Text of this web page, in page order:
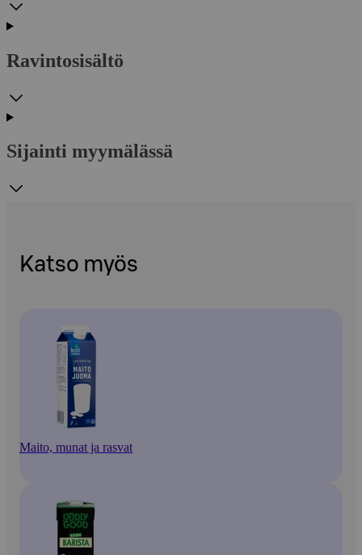
Ravintosisältö
Sijainti myymälässä
Katso myös
Maito, munat ja rasvat